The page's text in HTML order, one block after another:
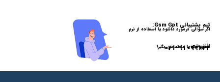
تیم پشتیبانی Gsm Gpt:
اگر سوالی درمورد دانلود یا استفاده از نرم
افزار داری،
همین حالا با ما تماس بگیر!
021-91099442